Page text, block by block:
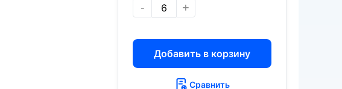
- +
Добавить в корзину
Сравнить